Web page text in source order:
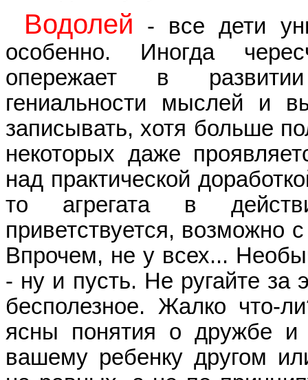
Водолей - все дети
особенно. Иногда
опережает в
гениальности мыслей и
записывать, хотя больше
некоторых даже
над практической
то агрегата в
приветствуется, возможно
Впрочем, не у всех...
- ну и пусть. Не ругайте за
бесполезное. Жалко что-
ясны понятия о дружбе и
вашему ребенку другом